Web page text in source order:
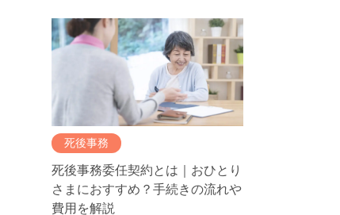
死後事務
死後事務委任契約とは｜おひとり
さまにおすすめ？手続きの流れや
費用を解説